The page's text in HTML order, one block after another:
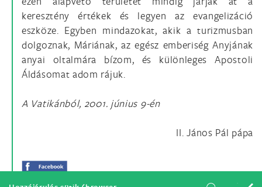
keresztény értékek és legyen az evangelizáció
eszköze. Egyben mindazokat, akik a turizmusban
dolgoznak, Máriának, az egész emberiség Anyjának
anyai oltalmára bízom, és különleges Apostoli
Áldásomat adom rájuk.
A Vatikánból, 2001. június 9-én
II. János Pál pápa